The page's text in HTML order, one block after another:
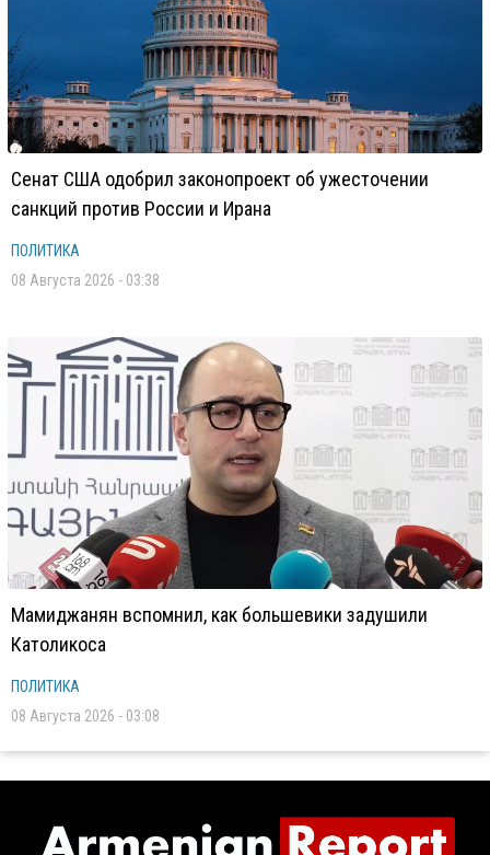
Сенат США одобрил законопроект об ужесточении
санкций против России и Ирана
ПОЛИТИКА
08 Августа 2026 - 03:38
Мамиджанян вспомнил, как большевики задушили
Католикоса
ПОЛИТИКА
08 Августа 2026 - 03:08